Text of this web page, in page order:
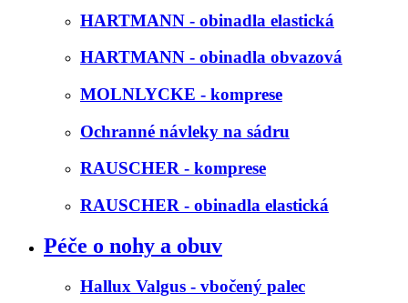
HARTMANN - obinadla elastická
HARTMANN - obinadla obvazová
MOLNLYCKE - komprese
Ochranné návleky na sádru
RAUSCHER - komprese
RAUSCHER - obinadla elastická
Péče o nohy a obuv
Hallux Valgus - vbočený palec